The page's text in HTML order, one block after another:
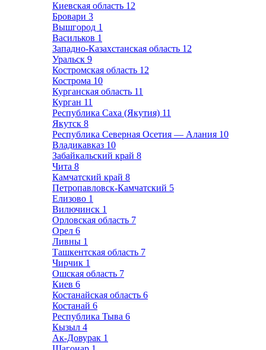
Киевская область 12
Бровари 3
Вышгород 1
Васильков 1
Западно-Казахстанская область 12
Уральск 9
Костромская область 12
Кострома 10
Курганская область 11
Курган 11
Республика Саха (Якутия) 11
Якутск 8
Республика Северная Осетия — Алания 10
Владикавказ 10
Забайкальский край 8
Чита 8
Камчатский край 8
Петропавловск-Камчатский 5
Елизово 1
Вилючинск 1
Орловская область 7
Орел 6
Ливны 1
Ташкентская область 7
Чирчик 1
Ошская область 7
Киев 6
Костанайская область 6
Костанай 6
Республика Тыва 6
Кызыл 4
Ак-Довурак 1